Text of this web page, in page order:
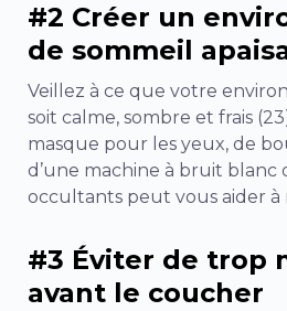
#2 Créer un
de sommeil
Veillez à ce que votre
soit calme, sombre et frais
masque pour les yeux, de
d’une machine à bruit blanc
occultants peut vous aider à
#3 Éviter de trop
avant le coucher